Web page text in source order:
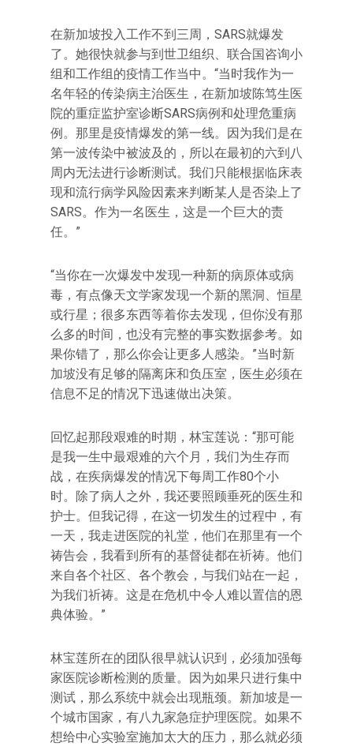
在新加坡投入工作不到三周，SARS就爆发
了。她很快就参与到世卫组织、联合国咨询小
组和工作组的疫情工作当中。“当时我作为一
名年轻的传染病主治医生，在新加坡陈笃生医
院的重症监护室诊断SARS病例和处理危重病
例。那里是疫情爆发的第一线。因为我们是在
第一波传染中被波及的，所以在最初的六到八
周内无法进行诊断测试。我们只能根据临床表
现和流行病学风险因素来判断某人是否染上了
SARS。作为一名医生，这是一个巨大的责
任。”
“当你在一次爆发中发现一种新的病原体或病
毒，有点像天文学家发现一个新的黑洞、恒星
或行星；很多东西等着你去发现，但你没有那
么多的时间，也没有完整的事实数据参考。如
果你错了，那么你会让更多人感染。”当时新
加坡没有足够的隔离床和负压室，医生必须在
信息不足的情况下迅速做出决策。
回忆起那段艰难的时期，林宝莲说：“那可能
是我一生中最艰难的六个月，我们为生存而
战，在疾病爆发的情况下每周工作80个小
时。除了病人之外，我还要照顾垂死的医生和
护士。但我记得，在这一切发生的过程中，有
一天，我走进医院的礼堂，他们在那里有一个
祷告会，我看到所有的基督徒都在祈祷。他们
来自各个社区、各个教会，与我们站在一起，
为我们祈祷。这是在危机中令人难以置信的恩
典体验。”
林宝莲所在的团队很早就认识到，必须加强每
家医院诊断检测的质量。因为如果只进行集中
测试，那么系统中就会出现瓶颈。新加坡是一
个城市国家，有八九家急症护理医院。如果不
想给中心实验室施加太大的压力，那么就必须